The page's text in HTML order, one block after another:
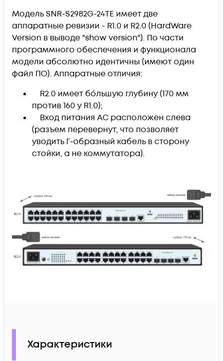
Модель SNR-S2982G-24TE имеет две
аппаратные ревизии - R1.0 и R2.0 (HardWare
Version в выводе "show version"). По части
программного обеспечения и функционала
модели абсолютно идентичны (имеют один
файл ПО). Аппаратные отличия:
R2.0 имеет бо́льшую глубину (170 мм
против 160 у R1.0);
Вход питания AC расположен слева
(разъем перевернут, что позволяет
уводить Г-образный кабель в сторону
стойки, а не коммутатора).
Характеристики